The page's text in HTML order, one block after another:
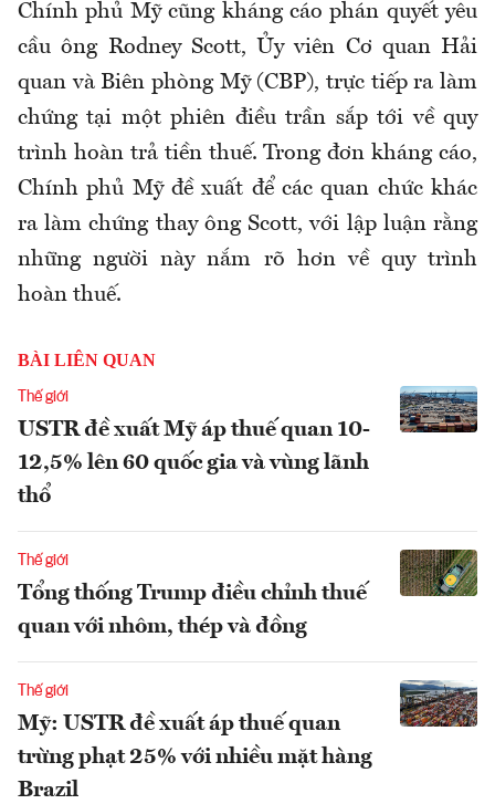
Chính phủ Mỹ cũng kháng cáo phán quyết yêu
cầu ông Rodney Scott, Ủy viên Cơ quan Hải
quan và Biên phòng Mỹ (CBP), trực tiếp ra làm
chứng tại một phiên điều trần sắp tới về quy
trình hoàn trả tiền thuế. Trong đơn kháng cáo,
Chính phủ Mỹ đề xuất để các quan chức khác
ra làm chứng thay ông Scott, với lập luận rằng
những người này nắm rõ hơn về quy trình
hoàn thuế.
BÀI LIÊN QUAN
Thế giới
USTR đề xuất Mỹ áp thuế quan 10-
12,5% lên 60 quốc gia và vùng lãnh
thổ
Thế giới
Tổng thống Trump điều chỉnh thuế
quan với nhôm, thép và đồng
Thế giới
Mỹ: USTR đề xuất áp thuế quan
trừng phạt 25% với nhiều mặt hàng
Brazil